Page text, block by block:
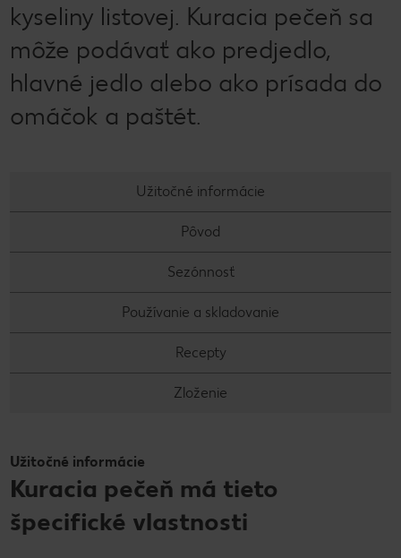
kyseliny listovej. Kuracia pečeň sa
môže podávať ako predjedlo,
hlavné jedlo alebo ako prísada do
omáčok a paštét.
Užitočné informácie
Pôvod
Sezónnosť
Používanie a skladovanie
Recepty
Zloženie
Užitočné informácie
Kuracia pečeň má tieto
špecifické vlastnosti